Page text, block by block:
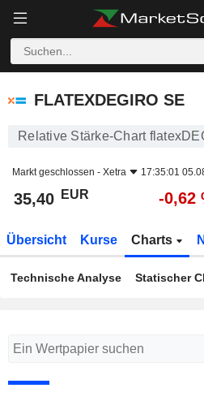
FLATEXDEGIRO SE
FLATEXDEGIRO SE
Relative Stärke-Chart
Markt geschlossen - Xetra 17:35:01
35,40 EUR -0,62
Übersicht Kurse Charts
Technische Analyse Statischer